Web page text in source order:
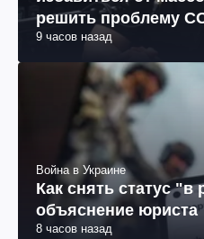
решить проблему
9 часов назад
Война в Украине
Как снять статус
объяснение юриста
8 часов назад